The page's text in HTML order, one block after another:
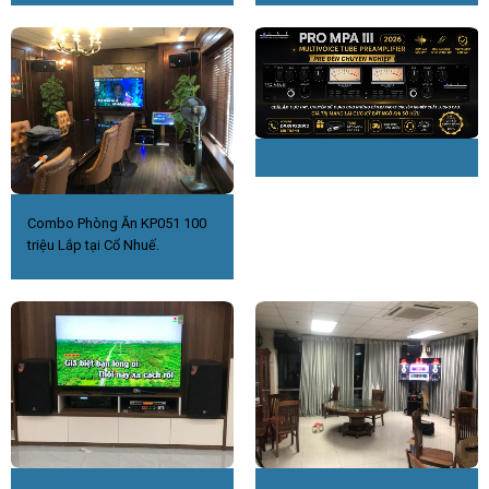
Combo Phòng Ăn KP051 100
triệu Lắp tại Cổ Nhuế.